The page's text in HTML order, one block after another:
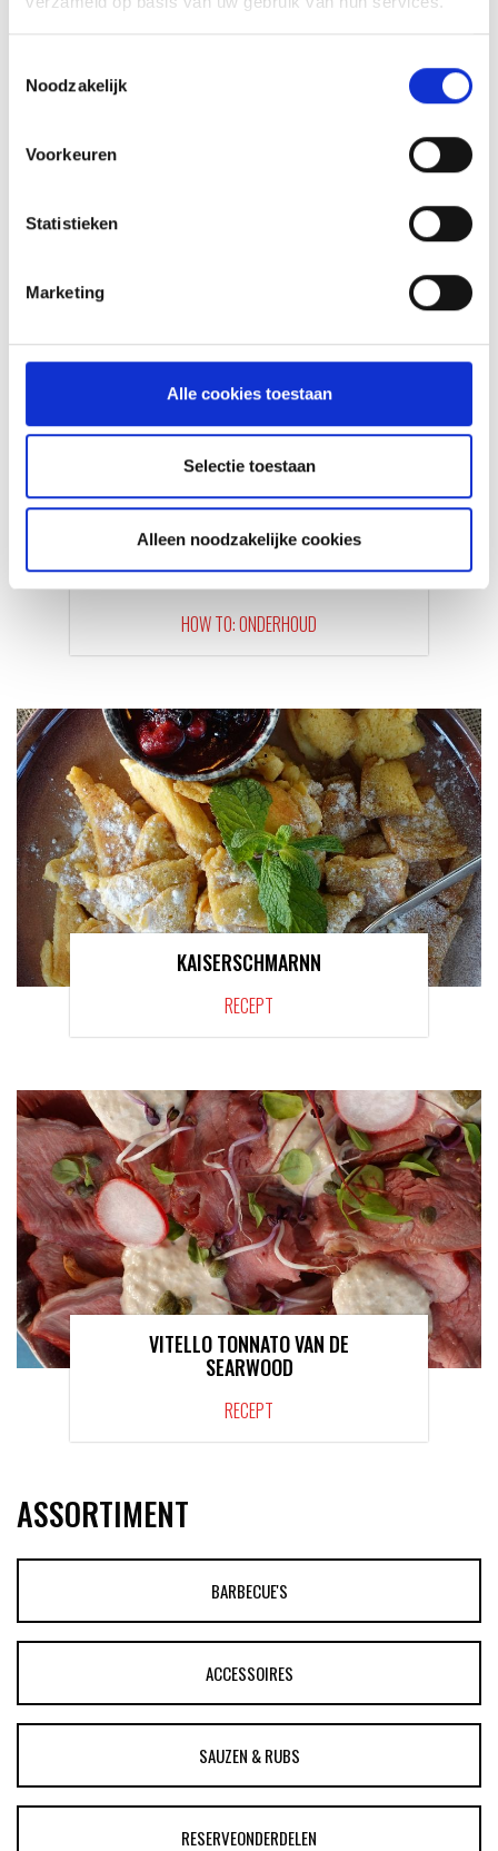
Noodzakelijk
Voorkeuren
Statistieken
Marketing
Alle cookies toestaan
Selectie toestaan
Alleen noodzakelijke cookies
INSPIRATIE
VAN ONZE GRILL MASTERS
MEER INFORMATIE
SPARE PARTS VOOR JE WEBER
HOUTSKOOL BARBECUE
HOW TO: ONDERHOUD
KAISERSCHMARNN
RECEPT
VITELLO TONNATO VAN DE
SEARWOOD
RECEPT
ASSORTIMENT
BARBECUE'S
ACCESSOIRES
SAUZEN & RUBS
RESERVEONDERDELEN